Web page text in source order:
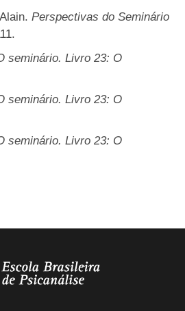
Perspectivas do Seminário
seminário. Livro 23: O
seminário. Livro 23: O
seminário. Livro 23: O